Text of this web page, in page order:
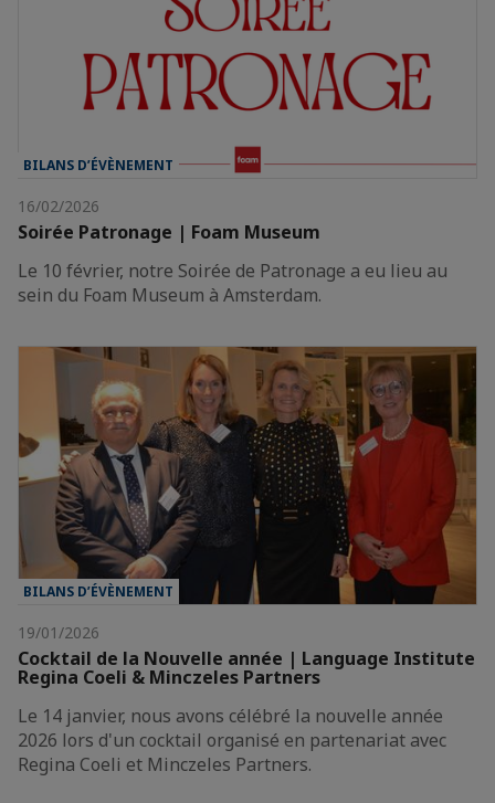
BILANS D’ÉVÈNEMENT
16/02/2026
Soirée Patronage | Foam Museum
Le 10 février, notre Soirée de Patronage a eu lieu au
sein du Foam Museum à Amsterdam.
BILANS D’ÉVÈNEMENT
19/01/2026
Cocktail de la Nouvelle année | Language Institute
Regina Coeli & Minczeles Partners
Le 14 janvier, nous avons célébré la nouvelle année
2026 lors d'un cocktail organisé en partenariat avec
Regina Coeli et Minczeles Partners.